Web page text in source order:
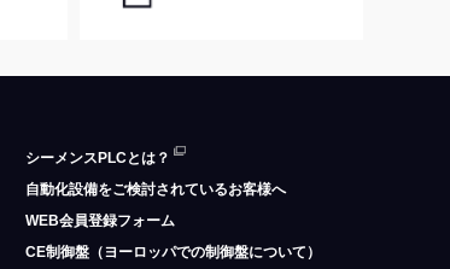
シーメンスPLCとは？
自動化設備をご検討されているお客様へ
WEB会員登録フォーム
CE制御盤（ヨーロッパでの制御盤について）